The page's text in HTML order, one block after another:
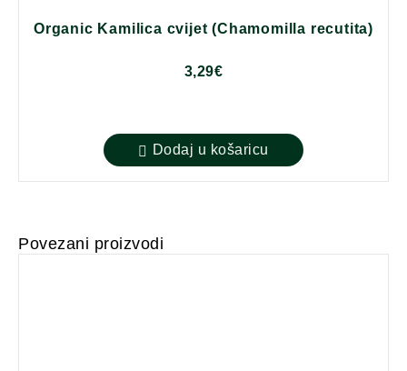
Organic Kamilica cvijet (Chamomilla recutita)
3,29€
Dodaj u košaricu
Povezani proizvodi